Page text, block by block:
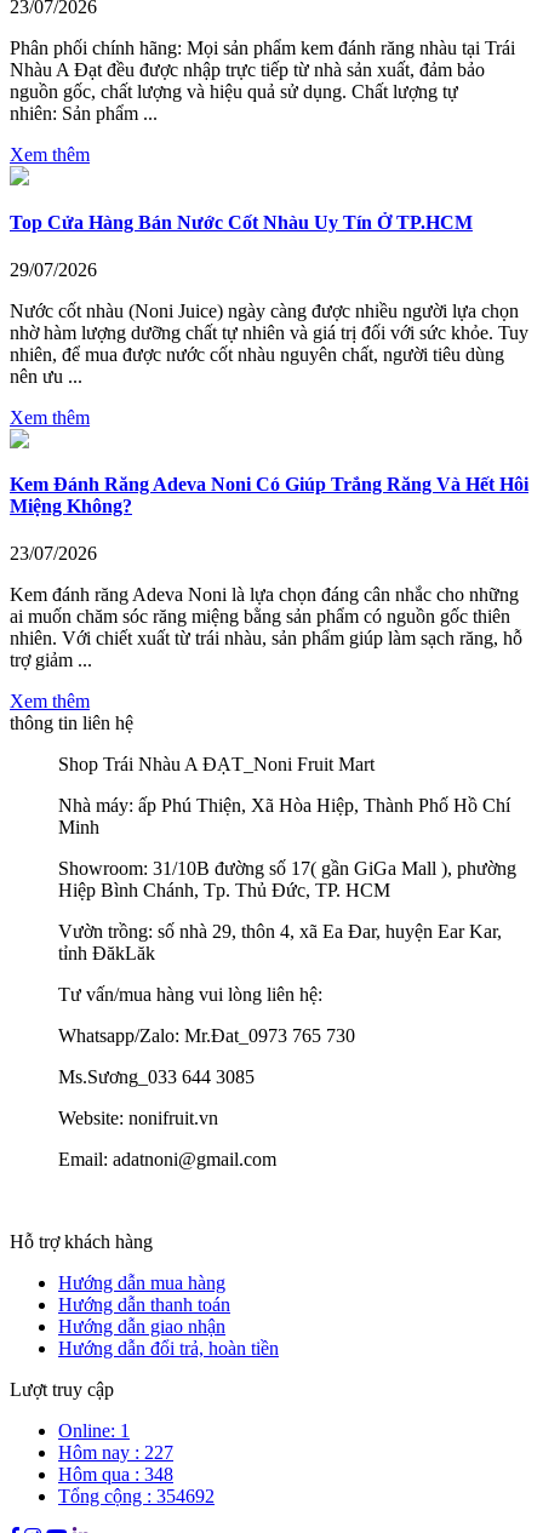
23/07/2026
Phân phối chính hãng: Mọi sản phẩm kem đánh răng nhàu tại Trái
Nhàu A Đạt đều được nhập trực tiếp từ nhà sản xuất, đảm bảo
nguồn gốc, chất lượng và hiệu quả sử dụng. Chất lượng tự
nhiên: Sản phẩm ...
Xem thêm
Top Cửa Hàng Bán Nước Cốt Nhàu Uy Tín Ở TP.HCM
29/07/2026
Nước cốt nhàu (Noni Juice) ngày càng được nhiều người lựa chọn
nhờ hàm lượng dưỡng chất tự nhiên và giá trị đối với sức khỏe. Tuy
nhiên, để mua được nước cốt nhàu nguyên chất, người tiêu dùng
nên ưu ...
Xem thêm
Kem Đánh Răng Adeva Noni Có Giúp Trắng Răng Và Hết Hôi
Miệng Không?
23/07/2026
Kem đánh răng Adeva Noni là lựa chọn đáng cân nhắc cho những
ai muốn chăm sóc răng miệng bằng sản phẩm có nguồn gốc thiên
nhiên. Với chiết xuất từ trái nhàu, sản phẩm giúp làm sạch răng, hỗ
trợ giảm ...
Xem thêm
thông tin liên hệ
Shop Trái Nhàu A ĐẠT_Noni Fruit Mart
Nhà máy: ấp Phú Thiện, Xã Hòa Hiệp, Thành Phố Hồ Chí
Minh
Showroom: 31/10B đường số 17( gần GiGa Mall ), phường
Hiệp Bình Chánh, Tp. Thủ Đức, TP. HCM
Vườn trồng: số nhà 29, thôn 4, xã Ea Đar, huyện Ear Kar,
tỉnh ĐăkLăk
Tư vấn/mua hàng vui lòng liên hệ:
Whatsapp/Zalo: Mr.Đat_0973 765 730
Ms.Sương_033 644 3085
Website: nonifruit.vn
Email: adatnoni@gmail.com
Hỗ trợ khách hàng
Hướng dẫn mua hàng
Hướng dẫn thanh toán
Hướng dẫn giao nhận
Hướng dẫn đổi trả, hoàn tiền
Lượt truy cập
Online: 1
Hôm nay : 227
Hôm qua : 348
Tổng cộng : 354692